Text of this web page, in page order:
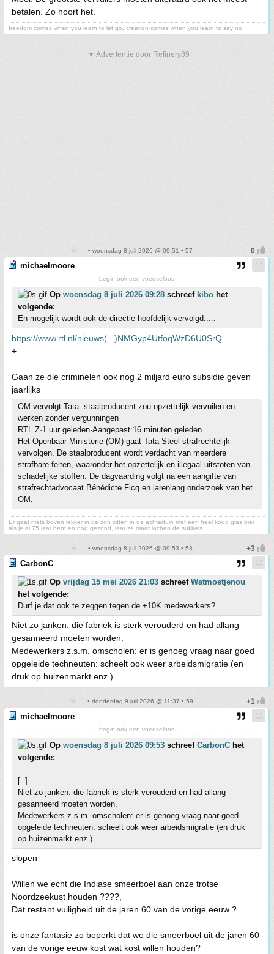
betalen. Zo hoort het.
freedom comes when you learn to let go, creation comes when you learn to say no.
▼ Advertentie door Refinery89
• woensdag 8 juli 2026 @ 09:51 • 57
michaelmoore
begin ook een voedselbos
Op woensdag 8 juli 2026 09:28 schreef kibo het
volgende:
En mogelijk wordt ook de directie hoofdelijk vervolgd.....
https://www.rtl.nl/nieuws(...)NMGyp4UtfoqWzD6U0SrQ
+
Gaan ze die criminelen ook nog 2 miljard euro subsidie geven
jaarlijks
OM vervolgt Tata: staalproducent zou opzettelijk vervuilen en
werken zonder vergunningen
RTL Z·1 uur geleden·Aangepast:16 minuten geleden
Het Openbaar Ministerie (OM) gaat Tata Steel strafrechtelijk
vervolgen. De staalproducent wordt verdacht van meerdere
strafbare feiten, waaronder het opzettelijk en illegaal uitstoten van
schadelijke stoffen. De dagvaarding volgt na een aangifte van
strafrechtadvocaat Bénédicte Ficq en jarenlang onderzoek van het
OM.
Er gaat niets boven lekker in de zon zitten in de achtertuin met een heel koud glas bier ,
als je al 75 jaar bent en nog gezond, laat ze maar lachen de sukkels
• woensdag 8 juli 2026 @ 09:53 • 58
CarbonC
Op vrijdag 15 mei 2026 21:03 schreef Watmoetjenou
het volgende:
Durf je dat ook te zeggen tegen de +10K medewerkers?
Niet zo janken: die fabriek is sterk verouderd en had allang
gesanneerd moeten worden.
Medewerkers z.s.m. omscholen: er is genoeg vraag naar goed
opgeleide techneuten: scheelt ook weer arbeidsmigratie (en
druk op huizenmarkt enz.)
• donderdag 9 juli 2026 @ 11:37 • 59
michaelmoore
begin ook een voedselbos
Op woensdag 8 juli 2026 09:53 schreef CarbonC het
volgende:
[..]
Niet zo janken: die fabriek is sterk verouderd en had allang
gesanneerd moeten worden.
Medewerkers z.s.m. omscholen: er is genoeg vraag naar goed
opgeleide techneuten: scheelt ook weer arbeidsmigratie (en druk
op huizenmarkt enz.)
slopen
Willen we echt die Indiase smeerboel aan onze trotse
Noordzeekust houden ????,
Dat restant vuiligheid uit de jaren 60 van de vorige eeuw ?
is onze fantasie zo beperkt dat we die smeerboel uit de jaren 60
van de vorige eeuw kost wat kost willen houden?